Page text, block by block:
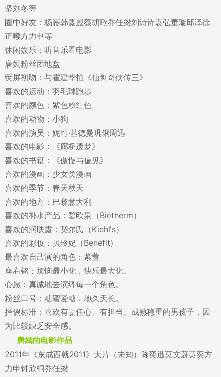
坚刘冬等
圈中好友：杨幂韩露戚薇胡歌乔任梁刘诗诗袁弘董璇邱泽徐
正曦方力申等
休闲娱乐：听音乐看电影
唐嫣粉丝团地盘
荧屏初吻：与霍建华拍《仙剑奇侠传三》
喜欢的运动：羽毛球跑步
喜欢的颜色：紫色粉红色
喜欢的动物：小狗
喜欢的演员：妮可·基德曼巩俐周迅
喜欢的电影：《廊桥遗梦》
喜欢的书籍：《傲慢与偏见》
喜欢的漫画：少女类漫画
喜欢的季节：春天秋天
喜欢的地方：巴黎意大利
喜欢的补水产品：碧欧泉（Biotherm）
喜欢的润肤露：契尔氏（Kiehl's）
喜欢的彩妆：贝玲妃（Benefit）
最喜欢自己演的角色：紫萱
座右铭：烦恼最小化，快乐最大化。
心愿：真诚地去演绎每一个角色。
粉丝口号：糖蜜爱糖，地久天长。
择偶标准：喜欢有责任心、有担当、成熟稳重的男孩子，因
为比较缺乏安全感。
唐嫣的电影作品
2011年《东成西就2011》大片（未知）陈奕迅莫文蔚黄奕方
力申钟欣桐乔任梁